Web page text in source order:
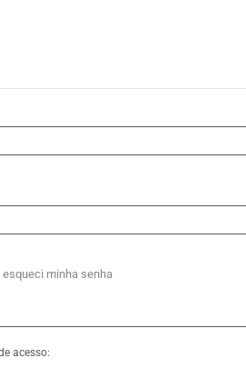
esqueci minha senha
de acesso: